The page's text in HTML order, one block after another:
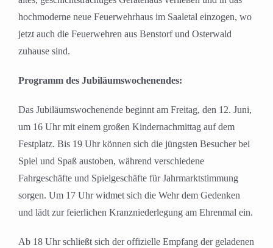
hochmoderne neue Feuerwehrhaus im Saaletal einzogen, wo
jetzt auch die Feuerwehren aus Benstorf und Osterwald
zuhause sind.
Programm des Jubiläumswochenendes:
Das Jubiläumswochenende beginnt am Freitag, den 12. Juni,
um 16 Uhr mit einem großen Kindernachmittag auf dem
Festplatz. Bis 19 Uhr können sich die jüngsten Besucher bei
Spiel und Spaß austoben, während verschiedene
Fahrgeschäfte und Spielgeschäfte für Jahrmarktstimmung
sorgen. Um 17 Uhr widmet sich die Wehr dem Gedenken
und lädt zur feierlichen Kranzniederlegung am Ehrenmal ein.
Ab 18 Uhr schließt sich der offizielle Empfang der geladenen